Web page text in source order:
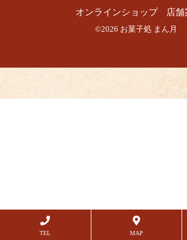
オンラインショップ
店舗
©2026 お菓子処 まん月
TEL MAP